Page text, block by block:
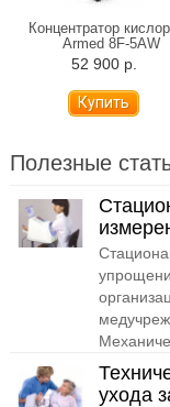
Концентратор
Armed 8F-5AW
52 900 р.
Полезные
ухода